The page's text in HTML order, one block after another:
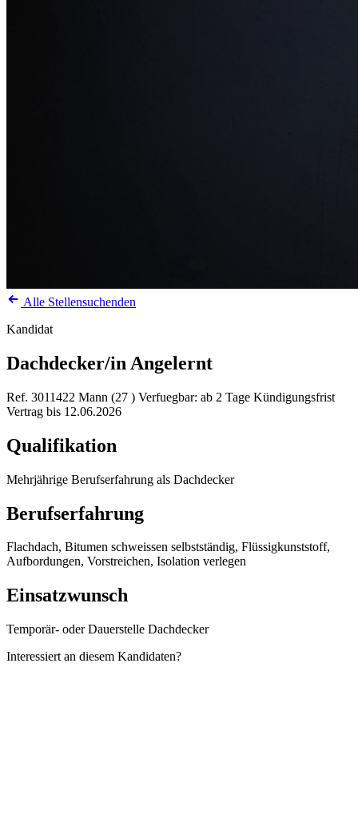
Alle Stellensuchenden
Kandidat
Dachdecker/in Angelernt
Ref. 3011422 Mann (27 ) Verfuegbar: ab 2 Tage Kündigungsfrist
Vertrag bis 12.06.2026
Qualifikation
Mehrjährige Berufserfahrung als Dachdecker
Berufserfahrung
Flachdach, Bitumen schweissen selbstständig, Flüssigkunststoff,
Aufbordungen, Vorstreichen, Isolation verlegen
Einsatzwunsch
Temporär- oder Dauerstelle Dachdecker
Interessiert an diesem Kandidaten?